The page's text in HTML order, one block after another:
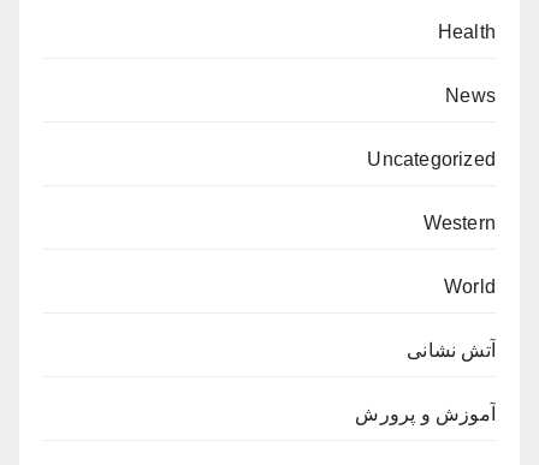
Health
News
Uncategorized
Western
World
آتش نشانی
آموزش و پرورش